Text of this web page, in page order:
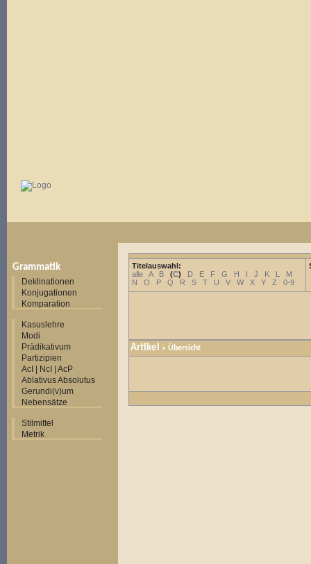
Grammatik
Deklinationen
Konjugationen
Komparation
Kasuslehre
Modi
Prädikativum
Partizipien
AcI | NcI | AcP
Ablativus Absolutus
Gerundi(v)um
Nebensätze
Stilmittel
Metrik
Titelauswahl:
alle
A B (C) D E F G H I J K L
M
N
O P Q R S T U V W X Y Z 0-9
Artikel » Übersicht